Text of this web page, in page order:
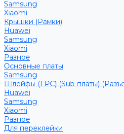
Samsung
Xiaomi
Крышки (Рамки)
Huawei
Samsung
Xiaomi
Разное
Основные платы
Samsung
Шлейфы (FPC) (Sub-платы)
Huawei
Samsung
Xiaomi
Разное
Для переклейки